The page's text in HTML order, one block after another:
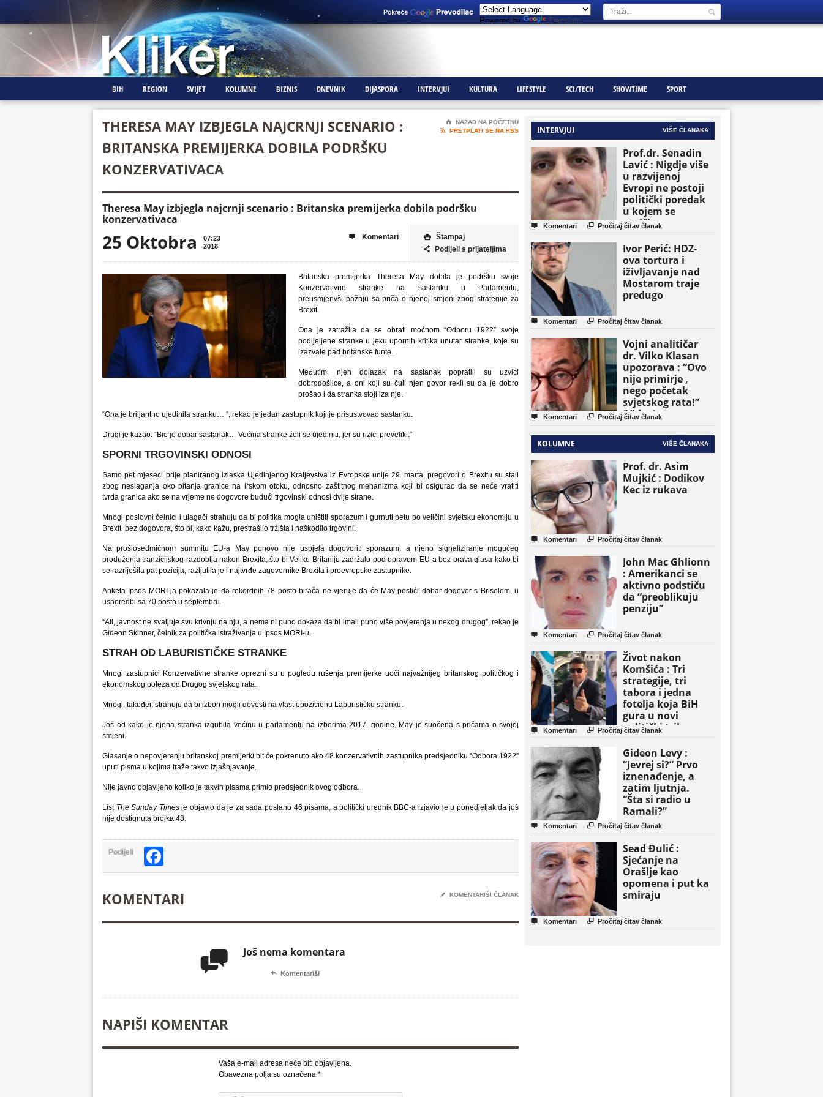
Powered by Translate
BIH REGION SVIJET KOLUMNE BIZNIS DNEVNIK DIJASPORA INTERVJUI KULTURA LIFESTYLE SCI/TECH SHOWTIME SPORT
THERESA MAY IZBJEGLA NAJCRNJI SCENARIO :
BRITANSKA PREMIJERKA DOBILA PODRŠKU
KONZERVATIVACA
⌂
NAZAD NA POČETNU

PRETPLATI SE NA RSS
Theresa May izbjegla najcrnji scenario : Britanska premijerka dobila podršku
konzervativaca
25 Oktobra
07:23
2018
 Štampaj
 Podijeli s prijateljima
 Komentari
Britanska premijerka Theresa May dobila je podršku svoje
Konzervativne stranke na sastanku u Parlamentu,
preusmjerivši pažnju sa priča o njenoj smjeni zbog strategije za
Brexit.
Ona je zatražila da se obrati moćnom “Odboru 1922” svoje
podijeljene stranke u jeku upornih kritika unutar stranke, koje su
izazvale pad britanske funte.
Međutim, njen dolazak na sastanak popratili su uzvici
dobrodošlice, a oni koji su čuli njen govor rekli su da je dobro
prošao i da stranka stoji iza nje.
“Ona je briljantno ujedinila stranku… “, rekao je jedan zastupnik koji je prisustvovao sastanku.
Drugi je kazao: “Bio je dobar sastanak… Većina stranke želi se ujediniti, jer su rizici preveliki.”
SPORNI TRGOVINSKI ODNOSI
Samo pet mjeseci prije planiranog izlaska Ujedinjenog Kraljevstva iz Evropske unije 29. marta, pregovori o Brexitu su stali
zbog neslaganja oko pitanja granice na irskom otoku, odnosno zaštitnog mehanizma koji bi osigurao da se neće vratiti
tvrda granica ako se na vrjeme ne dogovore budući trgovinski odnosi dvije strane.
Mnogi poslovni čelnici i ulagači strahuju da bi politika mogla uništiti sporazum i gurnuti petu po veličini svjetsku ekonomiju u
Brexit bez dogovora, što bi, kako kažu, prestrašilo tržišta i naškodilo trgovini.
Na prošlosedmičnom summitu EU-a May ponovo nije uspjela dogovoriti sporazum, a njeno signaliziranje mogućeg
produženja tranzicijskog razdoblja nakon Brexita, što bi Veliku Britaniju zadržalo pod upravom EU-a bez prava glasa kako bi
se razriješila pat pozicija, razljutila je i najtvrđe zagovornike Brexita i proevropske zastupnike.
Anketa Ipsos MORI-ja pokazala je da rekordnih 78 posto birača ne vjeruje da će May postići dobar dogovor s Briselom, u
usporedbi sa 70 posto u septembru.
“Ali, javnost ne svaljuje svu krivnju na nju, a nema ni puno dokaza da bi imali puno više povjerenja u nekog drugog”, rekao je
Gideon Skinner, čelnik za politička istraživanja u Ipsos MORI-u.
STRAH OD LABURISTIČKE STRANKE
Mnogi zastupnici Konzervativne stranke oprezni su u pogledu rušenja premijerke uoči najvažnijeg britanskog političkog i
ekonomskog poteza od Drugog svjetskog rata.
Mnogi, također, strahuju da bi izbori mogli dovesti na vlast opozicionu Laburističku stranku.
Još od kako je njena stranka izgubila većinu u parlamentu na izborima 2017. godine, May je suočena s pričama o svojoj
smjeni.
Glasanje o nepovjerenju britanskoj premijerki bit će pokrenuto ako 48 konzervativnih zastupnika predsjedniku “Odbora 1922”
uputi pisma u kojima traže takvo izjašnjavanje.
Nije javno objavljeno koliko je takvih pisama primio predsjednik ovog odbora.
List The Sunday Timesje objavio da je za sada poslano 46 pisama, a politički urednik BBC-a izjavio je u ponedjeljak da još
nije dostignuta brojka 48.
Podijeli
KOMENTARI ✎ KOMENTARIŠI ČLANAK
 Još nema komentara
 Komentariši
NAPIŠI KOMENTAR
Vaša e-mail adresa neće biti objavljena.
Obavezna polja su označena *
INTERVJUI VIŠE ČLANAKA
Prof.dr. Senadin
Lavić : Nigdje više
u razvijenoj
Evropi ne postoji
politički poredak
u kojem se
etničke grupe
pojavljuju kao
osnovne političke
jedinice
 Komentari  Pročitaj čitav članak
Ivor Perić: HDZ-
ova tortura i
iživljavanje nad
Mostarom traje
predugo
 Komentari  Pročitaj čitav članak
Vojni analitičar
dr. Vilko Klasan
upozorava : “Ovo
nije primirje ,
nego početak
svjetskog rata!”
(Video)
 Komentari  Pročitaj čitav članak
KOLUMNE VIŠE ČLANAKA
Prof. dr. Asim
Mujkić : Dodikov
Kec iz rukava
 Komentari  Pročitaj čitav članak
John Mac Ghlionn
: Amerikanci se
aktivno podstiču
da “preoblikuju
penziju”
 Komentari  Pročitaj čitav članak
Život nakon
Komšića : Tri
strategije, tri
tabora i jedna
fotelja koja BiH
gura u novi
politički triler
 Komentari  Pročitaj čitav članak
Gideon Levy :
“Jevrej si?” Prvo
iznenađenje, a
zatim ljutnja.
“Šta si radio u
Ramali?”
 Komentari  Pročitaj čitav članak
Sead Đulić :
Sjećanje na
Orašlje kao
opomena i put ka
smiraju
 Komentari  Pročitaj čitav članak